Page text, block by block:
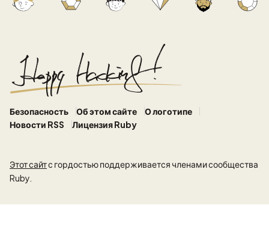
Безопасность Об этом сайте
О логотипе
Новости RSS
Лицензия Ruby
Этот сайтс гордостью поддерживается членами сообщества
Ruby.